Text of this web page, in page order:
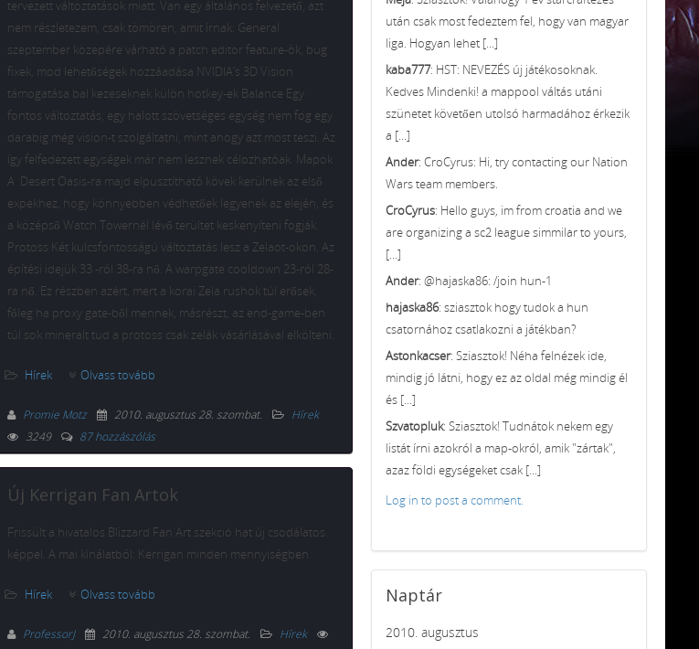
tervezett változtatások miatt. Van egy általános felvezető, azt
nem részletezem, csak tömören, amit írnak: General
szeptember közepére várható a patch editor feature-ök, bug
fixek, mod lehetőségek hozzáadása NVIDIA’s 3D Vision
támogatása bal kezeseknek külön hotkey-ek Balance Egy
fontos változtatás, egy halott szövetséges egység nem fog egy
darabig még vision-t szolgáltatni, mint ahogy azt most teszi. Az
így felfedezett egységek már nem lesznek célozhatóak. Mapok
A Desert Oasis-ra majd elpusztítható kövek kerülnek az első
expekhez, hogy könnyebben védhetőek legyenek az elején, és
a középső Watch Towernél lévő terültet keskenyíteni fogják.
Protoss Két kulcsfontosságú változtatás lesz a Zelaot-okon. Az
építési idejük 33 -ról 38-ra nő. A warpgate cooldown 23-ról 28-
ra nő. Ez részben azért, mert a korai Zela rushok túl erősek,
főleg ha proxy gate-ből mennek, másrészt, az end-game-ben
túl sok mineralt tud a protoss csak zelák vásárlásával elkölteni.
Hírek Olvass tovább
Promie Motz 2010. augusztus 28. szombat.
Hírek
3249
87 hozzászólás
Új Kerrigan Fan Artok
Frissült a hivatalos Blizzard Fan Art szekció hat új csodálatos
képpel. A mai kínálatból: Kerrigan minden mennyiségben
Hírek Olvass tovább
ProfessorJ 2010. augusztus 28. szombat.
Hírek
után csak most fedeztem fel, hogy van magyar
liga. Hogyan lehet [...]
kaba777: HST: NEVEZÉS új játékosoknak.
Kedves Mindenki! a mappool váltás utáni
szünetet követően utolsó harmadához érkezik
a [...]
Ander: CroCyrus: Hi, try contacting our Nation
Wars team members.
CroCyrus: Hello guys, im from croatia and we
are organizing a sc2 league simmilar to yours,
[...]
Ander: @hajaska86: /join hun-1
hajaska86: sziasztok hogy tudok a hun
csatornához csatlakozni a játékban?
Astonkacser: Sziasztok! Néha felnézek ide,
mindig jó látni, hogy ez az oldal még mindig él
és [...]
Szvatopluk: Sziasztok! Tudnátok nekem egy
listát írni azokról a map-okról, amik "zártak",
azaz földi egységeket csak [...]
Log in to post a comment.
Naptár
2010. augusztus